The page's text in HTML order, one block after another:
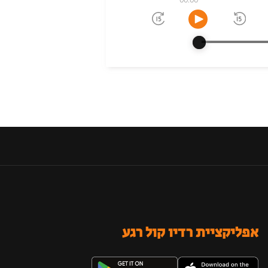
אפליקציית רדיו קול רגע